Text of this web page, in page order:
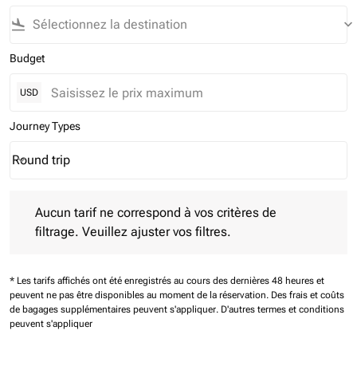
flight_land keyboard_arrow_down
Budget
USD
Journey Types
Journey Types option Round trip Selected
Round trip
keyboard_arrow_down
Aucun tarif ne correspond à vos critères de
filtrage. Veuillez ajuster vos filtres.
* Les tarifs affichés ont été enregistrés au cours des dernières 48 heures et
peuvent ne pas être disponibles au moment de la réservation. Des frais et coûts
de bagages supplémentaires peuvent s'appliquer. D'autres termes et conditions
peuvent s'appliquer